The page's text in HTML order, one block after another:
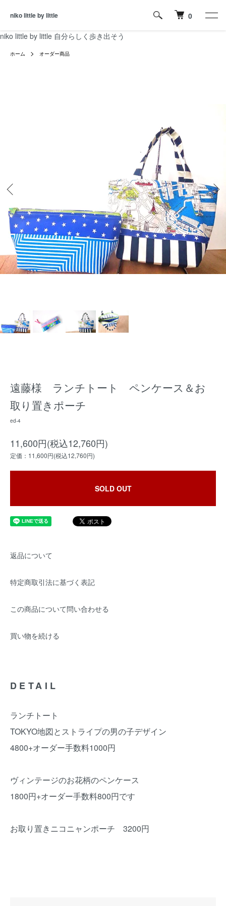
niko little by little 自分らしく歩き出そう
niko little by little 0
ホーム オーダー商品
遠藤様 ランチトート ペンケース＆お
取り置きポーチ
ed-4
11,600円(税込12,760円)
定価：11,600円(税込12,760円)
SOLD OUT
返品について
特定商取引法に基づく表記
この商品について問い合わせる
買い物を続ける
DETAIL
ランチトート
TOKYO地図とストライプの男の子デザイン
4800+オーダー手数料1000円
ヴィンテージのお花柄のペンケース
1800円+オーダー手数料800円です
お取り置きニコニャンポーチ 3200円